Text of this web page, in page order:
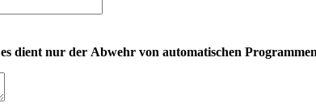
dient nur der Abwehr von automatischen